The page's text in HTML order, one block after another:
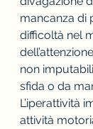
mancanza di
difficoltà nel
non
sfida o da
L’iperattività
attività